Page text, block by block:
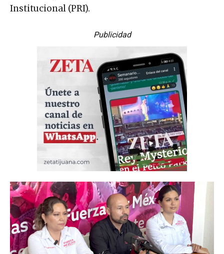
Institucional (PRI).
Publicidad